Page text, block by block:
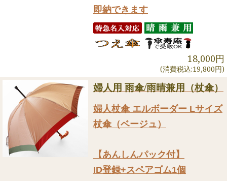
即納できます
18,000円
(消費税込:19,800円)
婦人用 雨傘/雨晴兼用（杖傘）
婦人杖傘 エルボーダー Lサイズ
杖傘（ベージュ）
【あんしんパック付】
ID登録+スペアゴム1個